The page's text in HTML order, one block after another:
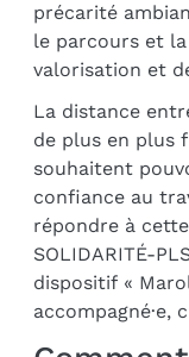
précarité
le parcours et
valorisation et
La distance
de plus en plus
souhaitent
confiance au
répondre à
SOLIDARITÉ-
dispositif «
accompagné·e,